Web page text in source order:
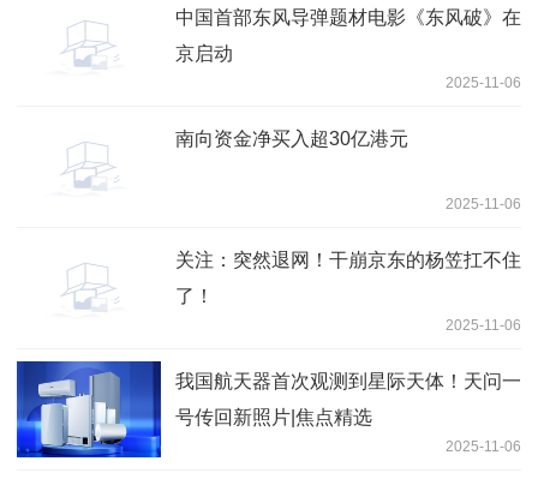
中国首部东风导弹题材电影《东风破》在
京启动
2025-11-06
南向资金净买入超30亿港元
2025-11-06
关注：突然退网！干崩京东的杨笠扛不住
了！
2025-11-06
我国航天器首次观测到星际天体！天问一
号传回新照片|焦点精选
2025-11-06